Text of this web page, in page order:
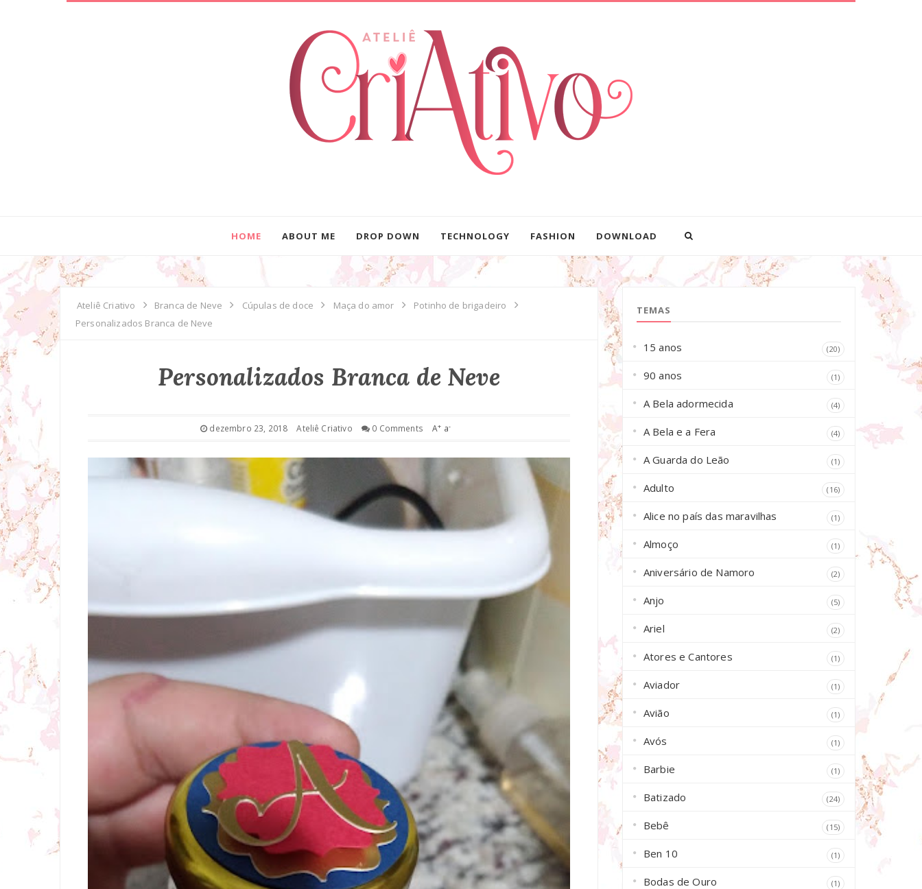
HOME ABOUT ME DROP DOWN TECHNOLOGY FASHION DOWNLOAD
Ateliê Criativo Branca de Neve Cúpulas de doce Maça do amor
Potinho de brigadeiro
Personalizados Branca de Neve
Personalizados Branca de Neve
dezembro 23, 2018 Ateliê Criativo 0 Comments A+ a-
TEMAS
15 anos (20)
90 anos (1)
A Bela adormecida (4)
A Bela e a Fera (4)
A Guarda do Leão (1)
Adulto (16)
Alice no país das maravilhas (1)
Almoço (1)
Aniversário de Namoro (2)
Anjo (5)
Ariel (2)
Atores e Cantores (1)
Aviador (1)
Avião (1)
Avós (1)
Barbie (1)
Batizado (24)
Bebê (15)
Ben 10 (1)
Bodas de Ouro (1)